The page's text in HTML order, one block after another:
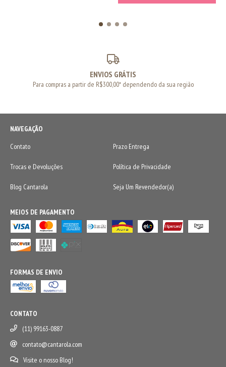
ENVIOS GRÁTIS
Para compras a partir de R$300,00* dependendo da sua região
NAVEGAÇÃO
Contato
Prazo Entrega
Trocas e Devoluções Política de Privacidade
Blog Cantarola Seja Um Revendedor(a)
MEIOS DE PAGAMENTO
FORMAS DE ENVIO
CONTATO
(11) 99163-0887
contato@cantarola.com
Visite o nosso Blog!